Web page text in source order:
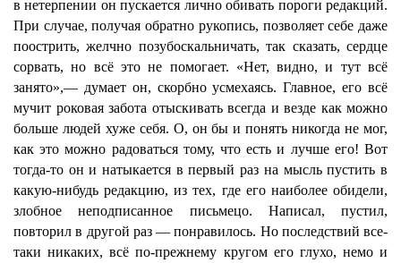
в нетерпении он пускается лично обивать пороги редакций.
При случае, получая обратно рукопись, позволяет себе даже
поострить, желчно позубоскальничать, так сказать, сердце
сорвать, но всё это не помогает. «Нет, видно, и тут всё
занято»,— думает он, скорбно усмехаясь. Главное, его всё
мучит роковая забота отыскивать всегда и везде как можно
больше людей хуже себя. О, он бы и понять никогда не мог,
как это можно радоваться тому, что есть и лучше его! Вот
тогда-то он и натыкается в первый раз на мысль пустить в
какую-нибудь редакцию, из тех, где его наиболее обидели,
злобное неподписанное письмецо. Написал, пустил,
повторил в другой раз — понравилось. Но последствий все-
таки никаких, всё по-прежнему кругом его глухо, немо и